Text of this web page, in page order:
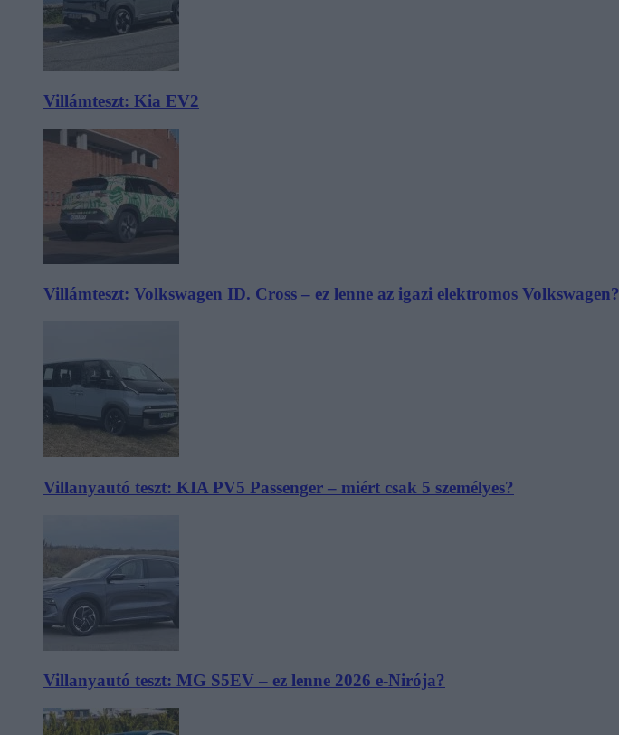
Villámteszt: Kia EV2
Villámteszt: Volkswagen ID. Cross – ez lenne az igazi elektromos Volkswagen?
Villanyautó teszt: KIA PV5 Passenger – miért csak 5 személyes?
Villanyautó teszt: MG S5EV – ez lenne 2026 e-Nirója?